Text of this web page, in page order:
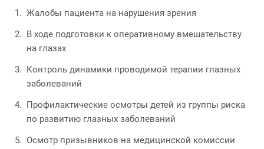
Жалобы пациента на нарушения зрения
В ходе подготовки к оперативному вмешательству
на глазах
Контроль динамики проводимой терапии глазных
заболеваний
Профилактические осмотры детей из группы риска
по развитию глазных заболеваний
Осмотр призывников на медицинской комиссии